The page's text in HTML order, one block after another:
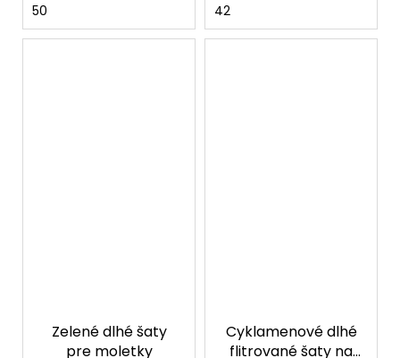
50 42
Zelené dlhé šaty
pre moletky
Cyklamenové dlhé
flitrované šaty na